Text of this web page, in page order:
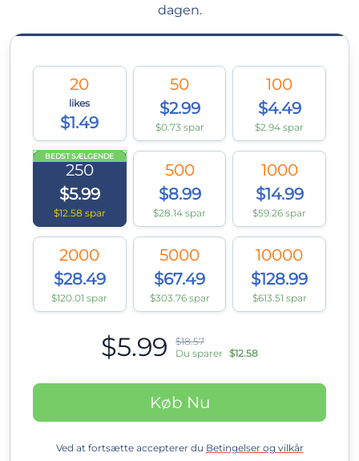
dagen.
20
likes
$1.49
50
$2.99
$0.73 spar
100
$4.49
$2.94 spar
BEDST SÆLGENDE
250
$5.99
$12.58 spar
500
$8.99
$28.14 spar
1000
$14.99
$59.26 spar
2000
$28.49
$120.01 spar
5000
$67.49
$303.76 spar
10000
$128.99
$613.51 spar
$5.99
$18.57
Du sparer $12.58
Køb Nu
Ved at fortsætte accepterer du Betingelser og vilkår